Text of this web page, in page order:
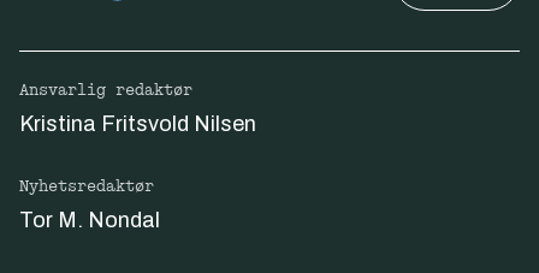
Ansvarlig redaktør
Kristina Fritsvold Nilsen
Nyhetsredaktør
Tor M. Nondal